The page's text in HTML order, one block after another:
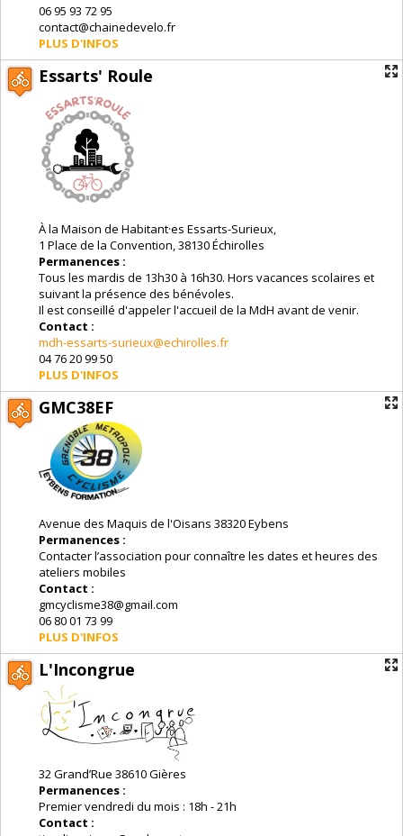
06 95 93 72 95
contact@chainedevelo.fr
PLUS D'INFOS
Essarts' Roule
À la Maison de Habitant·es Essarts-Surieux,
1 Place de la Convention, 38130 Échirolles
Permanences :
Tous les mardis de 13h30 à 16h30. Hors vacances scolaires et
suivant la présence des bénévoles.
Il est conseillé d'appeler l'accueil de la MdH avant de venir.
Contact :
mdh-essarts-surieux@echirolles.fr
04 76 20 99 50
PLUS D'INFOS
GMC38EF
Avenue des Maquis de l'Oisans 38320 Eybens
Permanences :
Contacter l’association pour connaître les dates et heures des
ateliers mobiles
Contact :
gmcyclisme38@gmail.com
06 80 01 73 99
PLUS D'INFOS
L'Incongrue
32 Grand’Rue 38610 Gières
Permanences :
Premier vendredi du mois : 18h - 21h
Contact :